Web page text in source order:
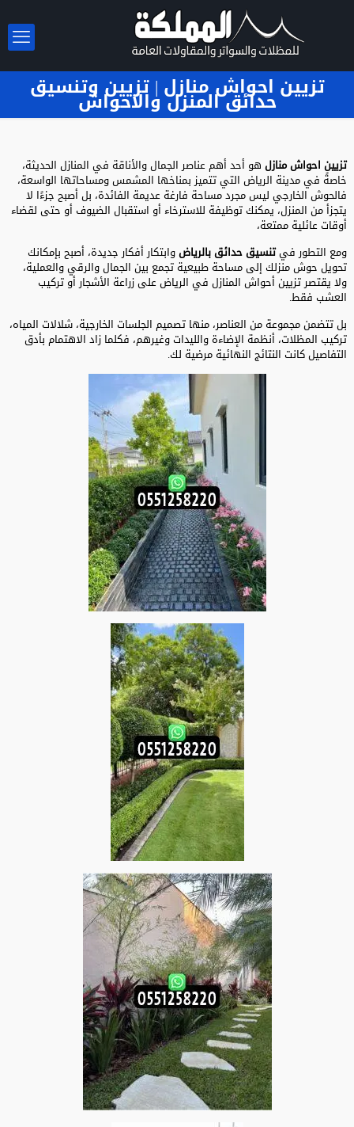
تزيين احواش منازل | تزيين وتنسيق
حدائق المنزل والاحواش
تزيين احواش منازل هو أحد أهم عناصر الجمال والأناقة في المنازل الحديثة،
خاصةً في مدينة الرياض التي تتميز بمناخها المشمس ومساحاتها الواسعة،
فالحوش الخارجي ليس مجرد مساحة فارغة عديمة الفائدة، بل أصبح جزءًا لا
يتجزأ من المنزل، يمكنك توظيفة للاسترخاء أو استقبال الضيوف أو حتى لقضاء
أوقات عائلية ممتعة،
ومع التطور فيتنسيق حدائق بالرياضوابتكار أفكار جديدة، أصبح بإمكانك
تحويل حوش منزلك إلى مساحة طبيعية تجمع بين الجمال والرقي والعملية،
ولا يقتصر تزيين أحواش المنازل في الرياض على زراعة الأشجار أو تركيب
العشب فقط.
بل تتضمن مجموعة من العناصر، منها تصميم الجلسات الخارجية، شلالات المياه،
تركيب المظلات، أنظمة الإضاءة والليدات وغيرهم، فكلما زاد الاهتمام بأدق
التفاصيل كانت النتائج النهائية مرضية لك.